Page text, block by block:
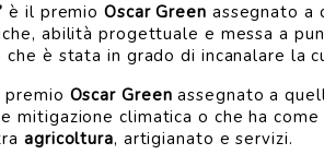
è il premioOscar Green assegnato a
abilità progettuale e messa a
è stata in grado di incanalare la
premio Oscar Green assegnato a
mitigazione climatica o che ha
agricoltura, artigianato e servizi.